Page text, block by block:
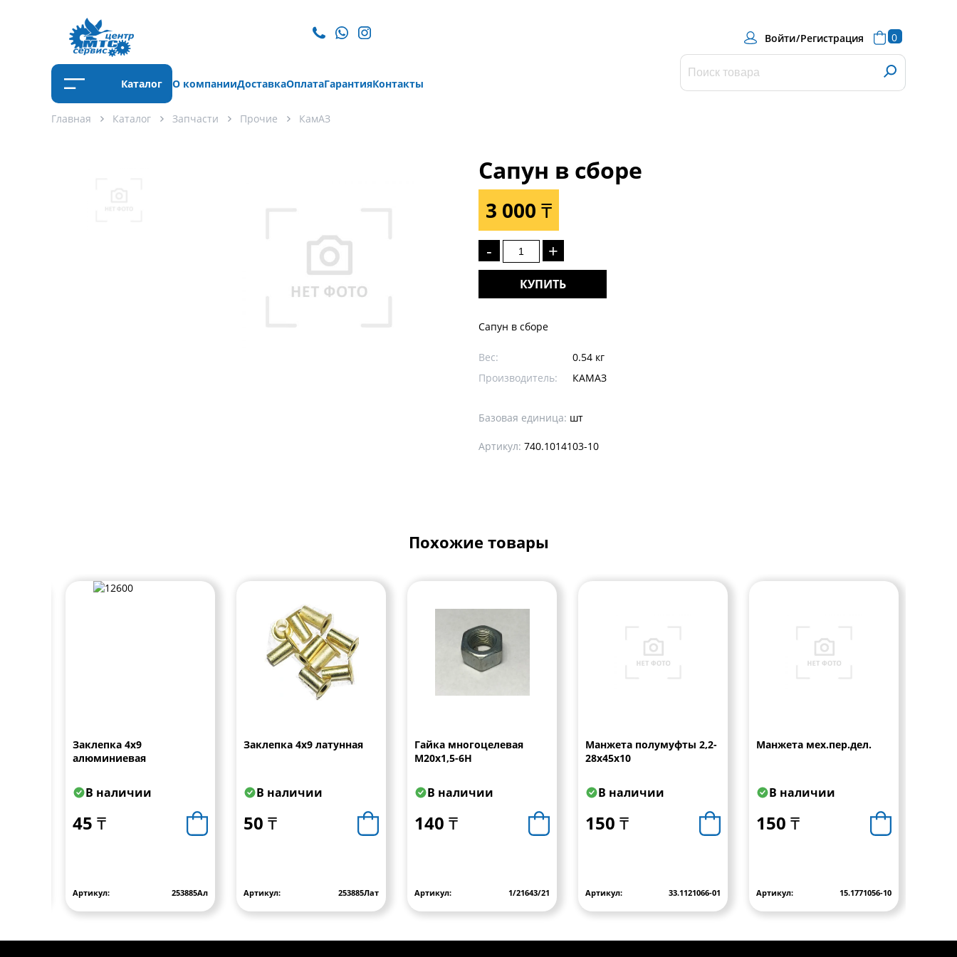
Войти/Регистрация 0
Каталог О компанииДоставкаОплатаГарантияКонтакты
Главная Каталог Запчасти Прочие КамАЗ
Сапун в сборе
3 000 ₸
- +
КУПИТЬ
Сапун в сборе
Вес:
0.54 кг
Производитель:
КАМАЗ
Базовая единица: шт
Артикул: 740.1014103-10
Похожие товары
Заклепка 4х9
алюминиевая
В наличии
45 ₸
Артикул: 253885Ал
Заклепка 4х9 латунная
В наличии
50 ₸
Артикул: 253885Лат
Гайка многоцелевая
М20х1,5-6Н
В наличии
140 ₸
Артикул: 1/21643/21
Манжета полумуфты 2,2-
28х45х10
В наличии
150 ₸
Артикул: 33.1121066-01
Манжета мех.пер.дел.
В наличии
150 ₸
Артикул: 15.1771056-10